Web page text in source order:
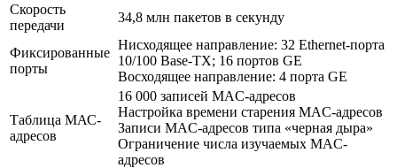
Скорость
передачи
34,8 млн пакетов в секунду
Фиксированные
порты
Нисходящее направление: 32 Ethernet-порта
10/100 Base-TX; 16 портов GE
Восходящее направление: 4 порта GE
Таблица МАС-
адресов
16 000 записей MAC-адресов
Настройка времени старения MAC-адресов
Записи MAC-адресов типа «черная дыра»
Ограничение числа изучаемых MAC-
адресов